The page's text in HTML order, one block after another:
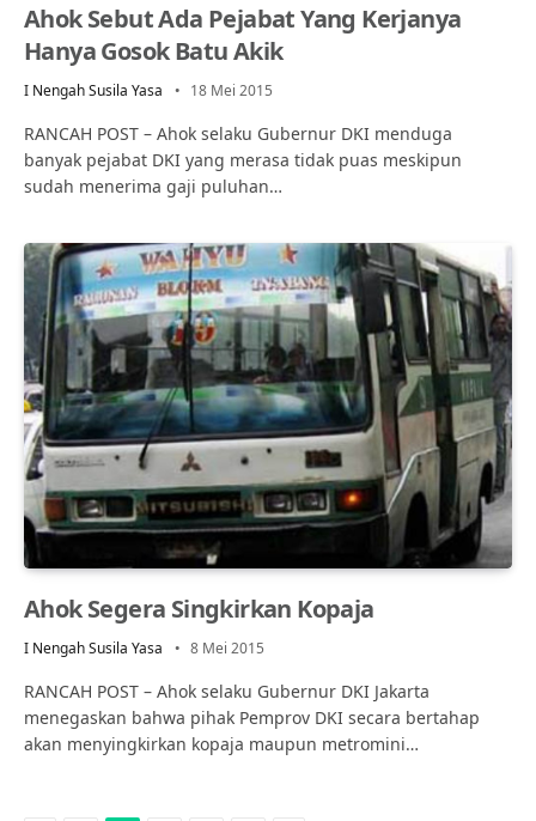
Ahok Sebut Ada Pejabat Yang Kerjanya
Hanya Gosok Batu Akik
I Nengah Susila Yasa 18 Mei 2015
RANCAH POST – Ahok selaku Gubernur DKI menduga
banyak pejabat DKI yang merasa tidak puas meskipun
sudah menerima gaji puluhan…
Ahok Segera Singkirkan Kopaja
I Nengah Susila Yasa 8 Mei 2015
RANCAH POST – Ahok selaku Gubernur DKI Jakarta
menegaskan bahwa pihak Pemprov DKI secara bertahap
akan menyingkirkan kopaja maupun metromini…